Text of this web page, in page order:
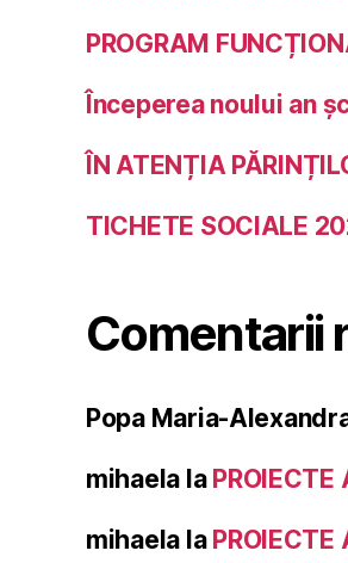
PROGRAM
Începerea noului an
ÎN ATENȚIA
TICHETE SOCIALE
Comentarii
Popa Maria-
mihaela la PROIECTE
mihaela la PROIECTE